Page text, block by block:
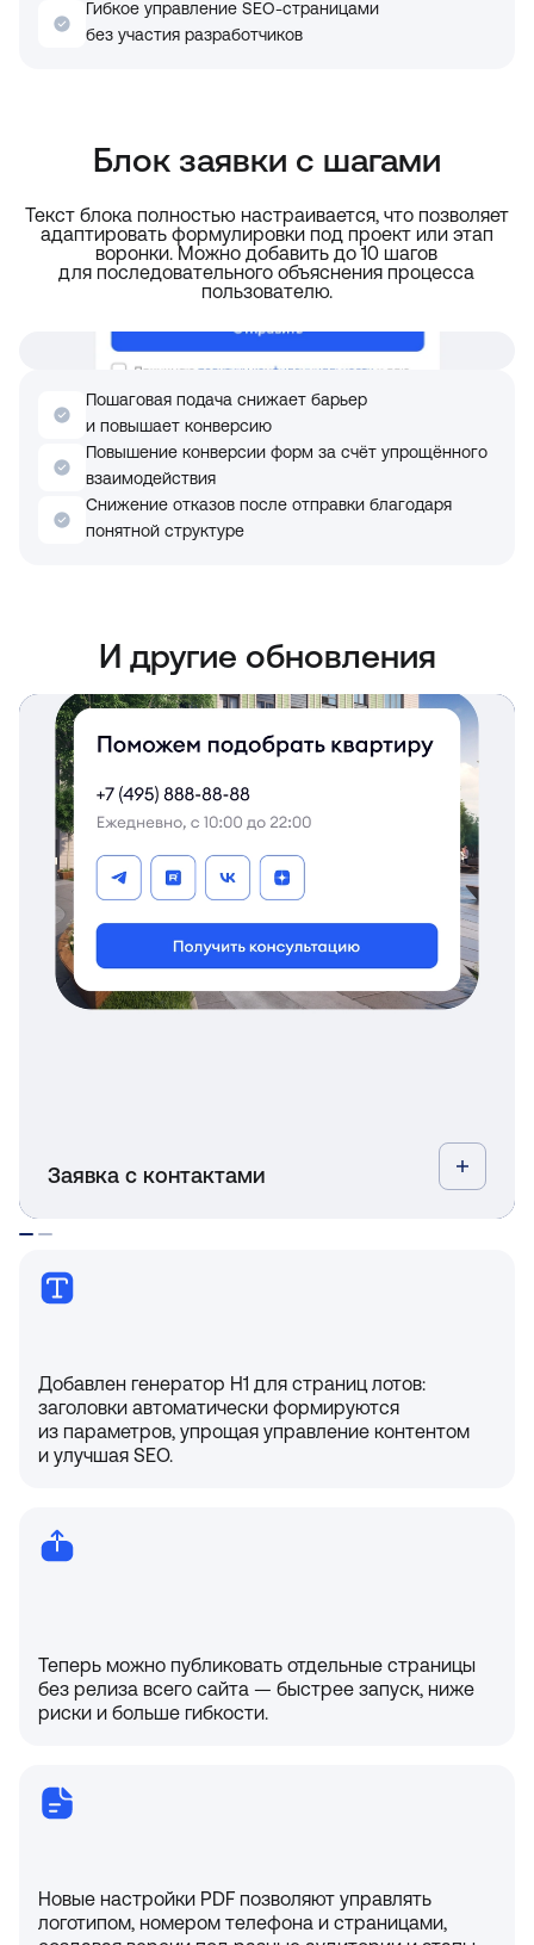
Гибкое управление SEO-страницами
без участия разработчиков
Блок заявки с шагами
Текст блока полностью настраивается, что позволяет
адаптировать формулировки под проект или этап
воронки. Можно добавить до 10 шагов
для последовательного объяснения процесса
пользователю.
Пошаговая подача снижает барьер
и повышает конверсию
Повышение конверсии форм за счёт упрощённого
взаимодействия
Снижение отказов после отправки благодаря
понятной структуре
И другие обновления
Добавлен блок объединяет контакты и форму
в одном блоке, повышая удобство
и конверсию.
— Увеличивает число обращений за счёт
заметного CTA;
— Повышает доверие благодаря прозрачной
контактной информации.
Заявка с контактами
Добавлен генератор H1 для страниц лотов:
заголовки автоматически формируются
из параметров, упрощая управление контентом
и улучшая SEO.
Теперь можно публиковать отдельные страницы
без релиза всего сайта — быстрее запуск, ниже
риски и больше гибкости.
Новые настройки PDF позволяют управлять
логотипом, номером телефона и страницами,